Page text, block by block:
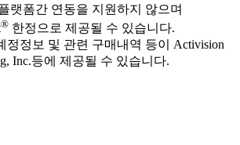
랫폼간 연동을 지원하지 않으며
® 한정으로 제공될 수 있습니다.
정정보 및 관련 구매내역 등이 Activision
Inc.등에 제공될 수 있습니다.